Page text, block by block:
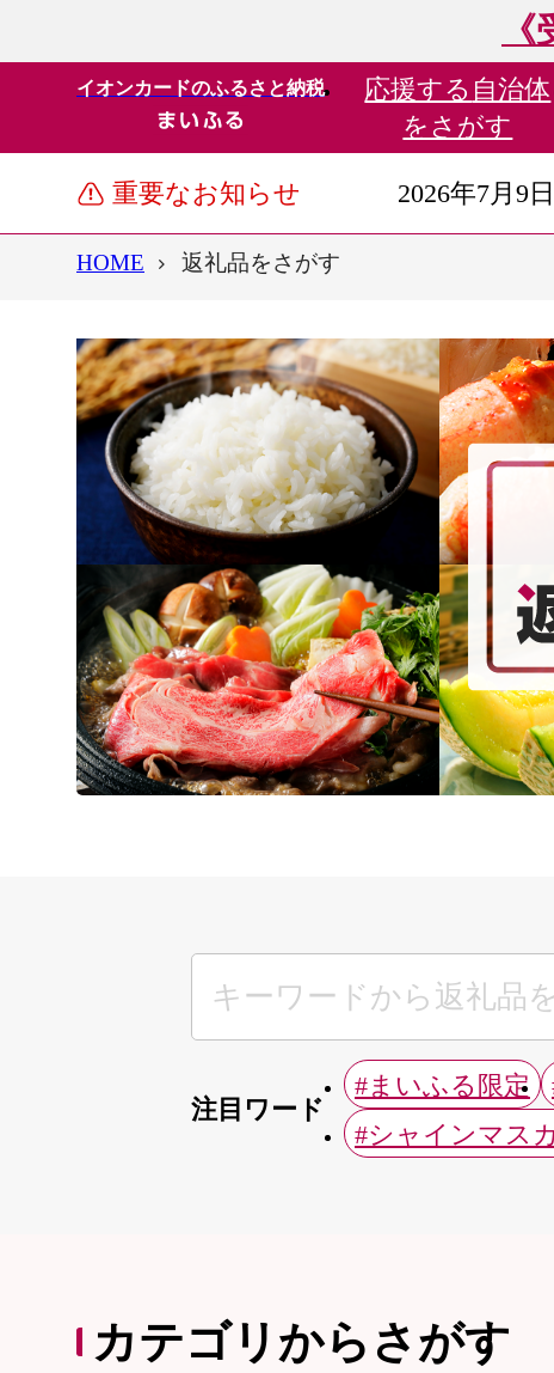
イオンカードのふるさと納税 応援する 自治体
をさがす
重要なお知らせ 2026年7月9日
HOME 返礼品をさがす
注目ワード
#まいふる限定
#シャインマス
カテゴリからさがす